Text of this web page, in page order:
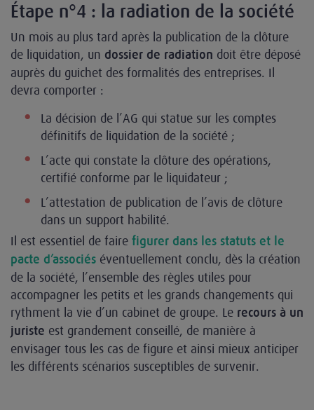
Étape n°4 : la radiation de la société
Un mois au plus tard après la publication de la clôture
de liquidation, un dossier de radiation doit être déposé
auprès du guichet des formalités des entreprises. Il
devra comporter :
La décision de l’AG qui statue sur les comptes
définitifs de liquidation de la société ;
L’acte qui constate la clôture des opérations,
certifié conforme par le liquidateur ;
L’attestation de publication de l’avis de clôture
dans un support habilité.
Il est essentiel de faire figurer dans les statuts et le
pacte d’associés éventuellement conclu, dès la création
de la société, l’ensemble des règles utiles pour
accompagner les petits et les grands changements qui
rythment la vie d’un cabinet de groupe. Le recours à un
juriste est grandement conseillé, de manière à
envisager tous les cas de figure et ainsi mieux anticiper
les différents scénarios susceptibles de survenir.